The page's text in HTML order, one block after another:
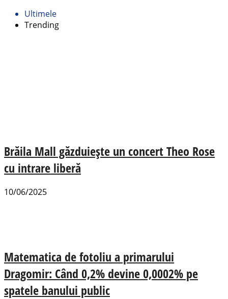
Ultimele
Trending
Brăila Mall găzduiește un concert Theo Rose
cu intrare liberă
10/06/2025
Matematica de fotoliu a primarului
Dragomir: Când 0,2% devine 0,0002% pe
spatele banului public